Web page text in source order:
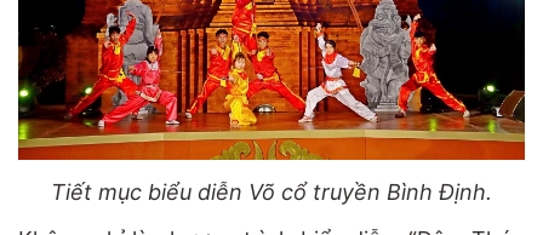
Tiết mục biểu diễn Võ cổ truyền Bình Định.